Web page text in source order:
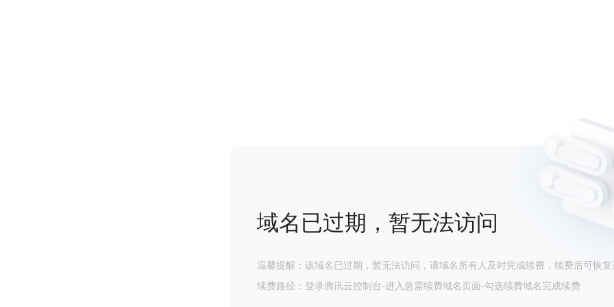
域名已过期，暂无法访问
温馨提醒：该域名已过期，暂无法访问，请域名所有人及时完成续费，续费后可恢复
续费路径：登录腾讯云控制台-进入急需续费域名页面-勾选续费域名完成续费